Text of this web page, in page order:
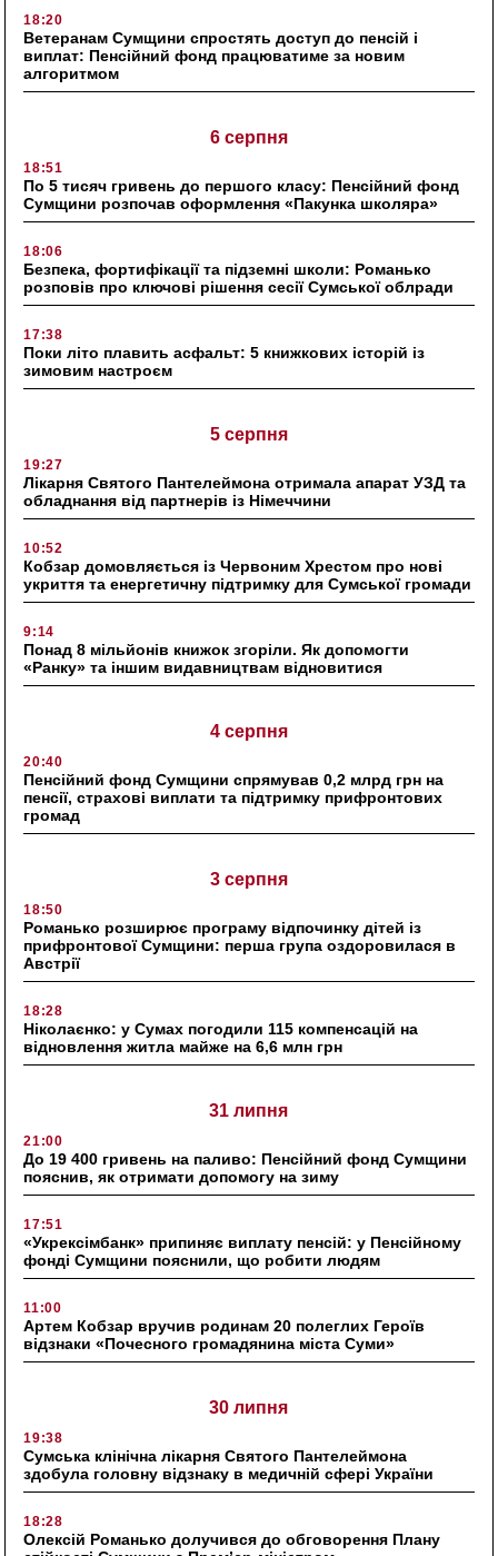
18:20
Ветеранам Сумщини спростять доступ до пенсій і
виплат: Пенсійний фонд працюватиме за новим
алгоритмом
6 серпня
18:51
По 5 тисяч гривень до першого класу: Пенсійний фонд
Сумщини розпочав оформлення «Пакунка школяра»
18:06
Безпека, фортифікації та підземні школи: Романько
розповів про ключові рішення сесії Сумської облради
17:38
Поки літо плавить асфальт: 5 книжкових історій із
зимовим настроєм
5 серпня
19:27
Лікарня Святого Пантелеймона отримала апарат УЗД та
обладнання від партнерів із Німеччини
10:52
Кобзар домовляється із Червоним Хрестом про нові
укриття та енергетичну підтримку для Сумської громади
9:14
Понад 8 мільйонів книжок згоріли. Як допомогти
«Ранку» та іншим видавництвам відновитися
4 серпня
20:40
Пенсійний фонд Сумщини спрямував 0,2 млрд грн на
пенсії, страхові виплати та підтримку прифронтових
громад
3 серпня
18:50
Романько розширює програму відпочинку дітей із
прифронтової Сумщини: перша група оздоровилася в
Австрії
18:28
Ніколаєнко: у Сумах погодили 115 компенсацій на
відновлення житла майже на 6,6 млн грн
31 липня
21:00
До 19 400 гривень на паливо: Пенсійний фонд Сумщини
пояснив, як отримати допомогу на зиму
17:51
«Укрексімбанк» припиняє виплату пенсій: у Пенсійному
фонді Сумщини пояснили, що робити людям
11:00
Артем Кобзар вручив родинам 20 полеглих Героїв
відзнаки «Почесного громадянина міста Суми»
30 липня
19:38
Сумська клінічна лікарня Святого Пантелеймона
здобула головну відзнаку в медичній сфері України
18:28
Олексій Романько долучився до обговорення Плану